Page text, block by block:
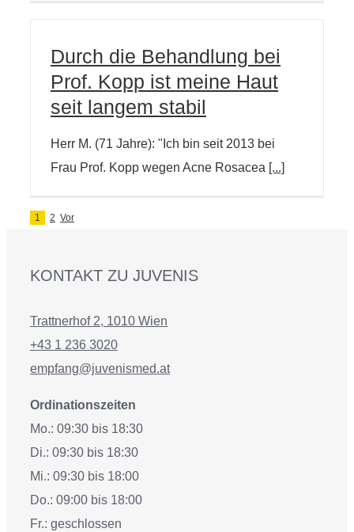
Durch die Behandlung bei
Prof. Kopp ist meine Haut
seit langem stabil
Herr M. (71 Jahre): "Ich bin seit 2013 bei
Frau Prof. Kopp wegen Acne Rosacea [...]
1 2 Vor
KONTAKT ZU JUVENIS
Trattnerhof 2, 1010 Wien
+43 1 236 3020
empfang@juvenismed.at
Ordinationszeiten
Mo.: 09:30 bis 18:30
Di.: 09:30 bis 18:30
Mi.: 09:30 bis 18:00
Do.: 09:00 bis 18:00
Fr.: geschlossen